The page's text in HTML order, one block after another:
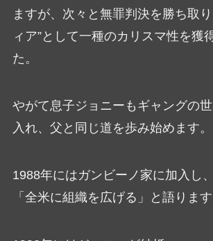
ますが、次々と無罪判決を勝ち取
ィア”として一種のカリスマ性を獲
た。
やがて息子ジョニーもギャングの
入れ、父と同じ道を歩み始めます。
1988年にはガンビーノ家に加入し
「全米に組織を広げる」と語ります